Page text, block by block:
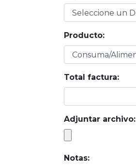
Producto:
Total factura:
Adjuntar archivo:
Notas: